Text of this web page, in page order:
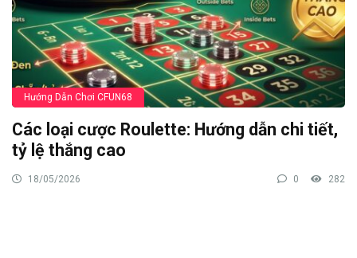
Hướng Dẫn Chơi CFUN68
Các loại cược Roulette: Hướng dẫn chi tiết,
tỷ lệ thắng cao
18/05/2026 0 282